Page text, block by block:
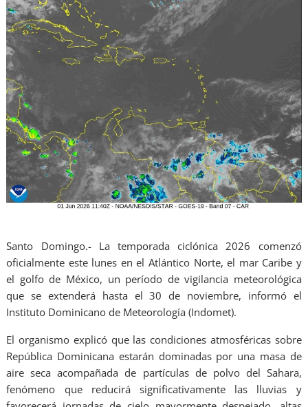
Santo Domingo.- La temporada ciclónica 2026 comenzó
oficialmente este lunes en el Atlántico Norte, el mar Caribe y
el golfo de México, un período de vigilancia meteorológica
que se extenderá hasta el 30 de noviembre, informó el
Instituto Dominicano de Meteorología (Indomet).
El organismo explicó que las condiciones atmosféricas sobre
República Dominicana estarán dominadas por una masa de
aire seca acompañada de partículas de polvo del Sahara,
fenómeno que reducirá significativamente las lluvias y